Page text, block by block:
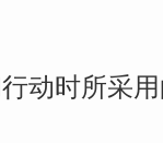
动时所采